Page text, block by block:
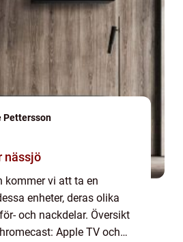
Pettersson
nässjö
kommer vi att ta en
enheter, deras olika
och nackdelar. Översikt
Apple TV och